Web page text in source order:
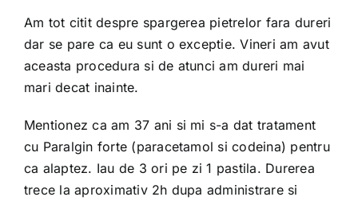
Am tot citit despre spargerea pietrelor fara dureri
dar se pare ca eu sunt o exceptie. Vineri am avut
aceasta procedura si de atunci am dureri mai
mari decat inainte.
Mentionez ca am 37 ani si mi s-a dat tratament
cu Paralgin forte (paracetamol si codeina) pentru
ca alaptez. Iau de 3 ori pe zi 1 pastila. Durerea
trece la aproximativ 2h dupa administrare si